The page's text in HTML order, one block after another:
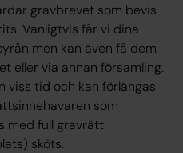
gravbrevet som bevis
Vanligtvis får vi dina
men kan även få dem
eller via annan församling.
viss tid och kan förlängas
som
med full gravrätt
sköts.